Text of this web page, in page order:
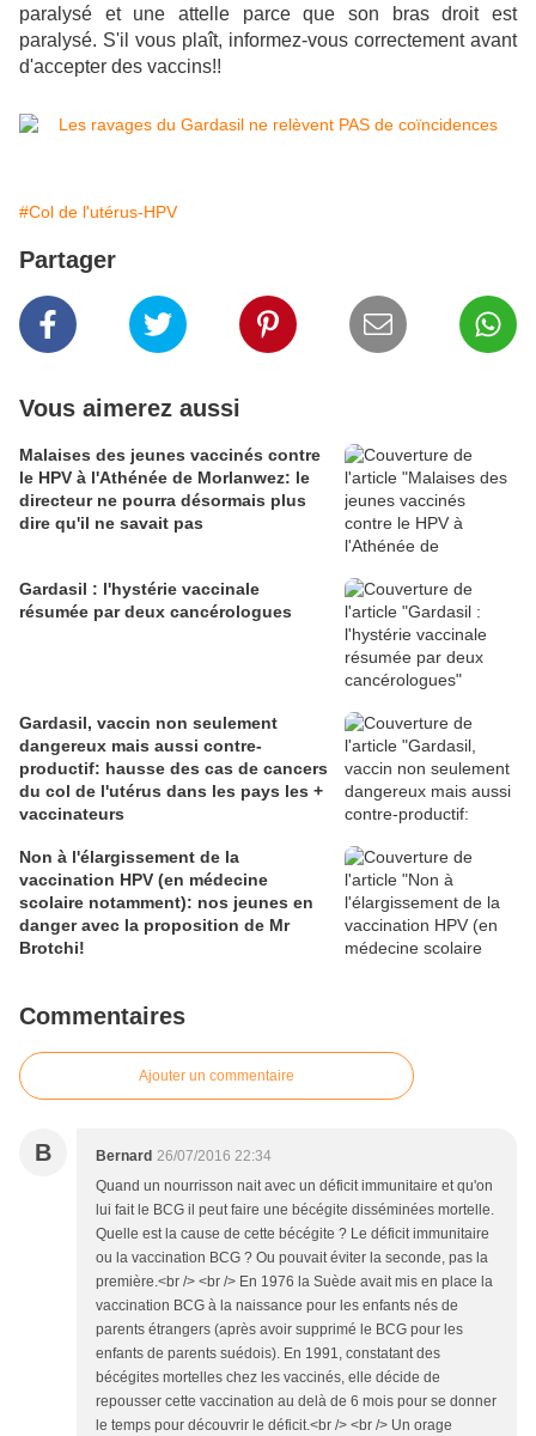
paralysé et une attelle parce que son bras droit est
paralysé. S'il vous plaît, informez-vous correctement avant
d'accepter des vaccins!!
#Col de l'utérus-HPV
Partager
Vous aimerez aussi
Malaises des jeunes vaccinés contre
le HPV à l'Athénée de Morlanwez: le
directeur ne pourra désormais plus
dire qu'il ne savait pas
Gardasil : l'hystérie vaccinale
résumée par deux cancérologues
Gardasil, vaccin non seulement
dangereux mais aussi contre-
productif: hausse des cas de cancers
du col de l'utérus dans les pays les +
vaccinateurs
Non à l'élargissement de la
vaccination HPV (en médecine
scolaire notamment): nos jeunes en
danger avec la proposition de Mr
Brotchi!
Commentaires
Ajouter un commentaire
B Bernard 26/07/2016 22:34
Quand un nourrisson nait avec un déficit immunitaire et qu'on
lui fait le BCG il peut faire une bécégite disséminées mortelle.
Quelle est la cause de cette bécégite ? Le déficit immunitaire
ou la vaccination BCG ? Ou pouvait éviter la seconde, pas la
première.<br /> <br /> En 1976 la Suède avait mis en place la
vaccination BCG à la naissance pour les enfants nés de
parents étrangers (après avoir supprimé le BCG pour les
enfants de parents suédois). En 1991, constatant des
bécégites mortelles chez les vaccinés, elle décide de
repousser cette vaccination au delà de 6 mois pour se donner
le temps pour découvrir le déficit.<br /> <br /> Un orage